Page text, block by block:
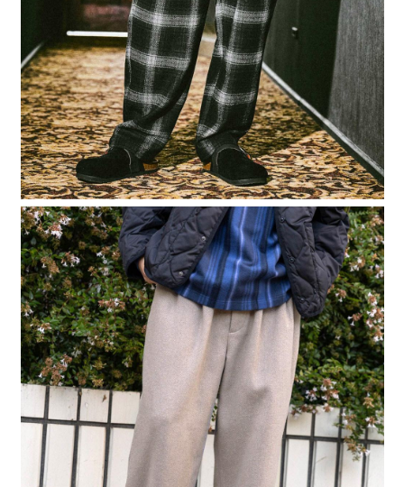
【注意事項】
１．透過由恩沛科技股份有限公司提供之「AFTEE先享後付」服務完成之交
易，需依本服務之必要範圍內提供個人資料，並將交易相關給付款項請求債
權轉讓予恩沛科技股份有限公司。
２．關於個人資料處理事宜，請瀏覽以下網址：
https://aftee.tw/terms/#terms3
３．未成年的使用者請事先徵得法定代理人或監護人之同意方可使用
「AFTEE先享後付」，若未經同意申辦者引起之損失，本公司不負相關責
任。
４．使用「AFTEE先享後付」時，將依據個別帳號之用戶狀況，依本公司即
時審查核予不同之上限額度；若仍有額度不足之情形，本公司將視審查結果
請求用戶進行身份認證。
５．嚴禁一人註冊多個帳號或使用他人資訊註冊。若發現惡意使用之情形，
恩沛科技股份有限公司將有權停止該用戶之使用額度並採取法律行動。